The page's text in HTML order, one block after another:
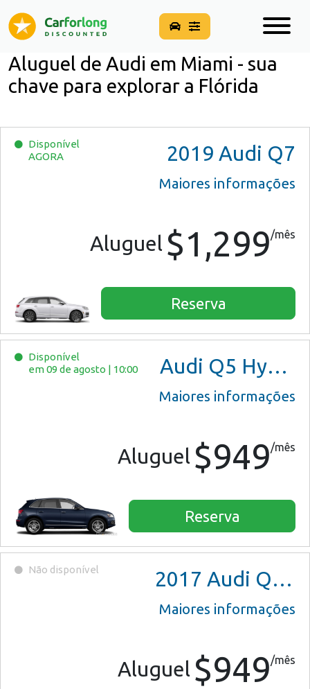
Aluguel de Audi em Miami - sua
chave para explorar a Flórida
Disponível
AGORA
2019 Audi Q7
Maiores informações
Aluguel $1,299/mês
Reserva
Disponível
em 09 de agosto | 10:00 Audi Q5 Hybrid
Maiores informações
Aluguel $949/mês
Reserva
Não disponível 2017 Audi Q5 Premium
Maiores informações
Aluguel $949/mês